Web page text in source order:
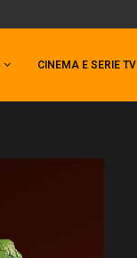
CINEMA E SERIE TV